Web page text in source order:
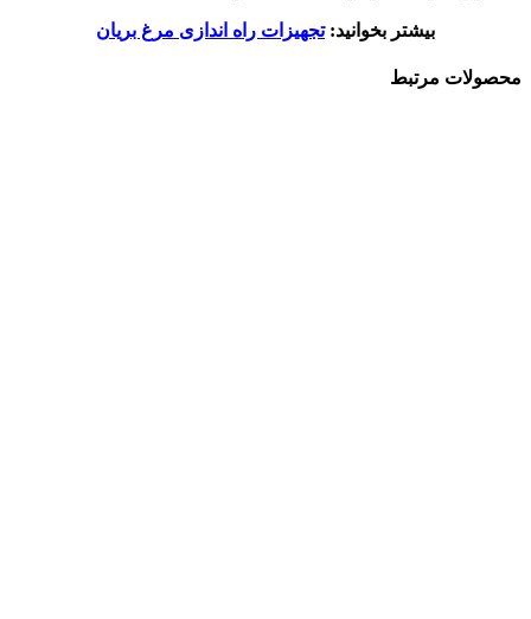
بیشتر بخوانید:تجهیزات راه اندازی مرغ بریان
محصولات مرتبط